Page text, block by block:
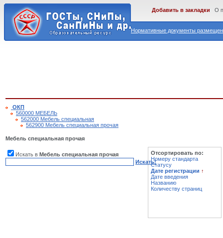
Нормативные документы
Добавить в закладки О
ОКП
560000 МЕБЕЛЬ
562000 Мебель специальная
562900 Мебель специальная прочая
Мебель специальная прочая
Искать в Мебель специальная прочая
Искать!
Отсортировать по:
Номеру стандарта
Статусу
Дате регистрации ↑
Дате введения
Названию
Количеству страниц